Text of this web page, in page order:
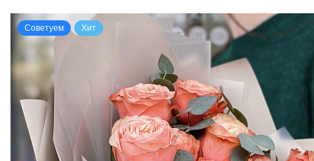
Советуем Хит